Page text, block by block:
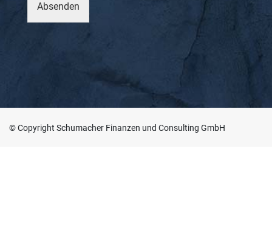
Absenden
© Copyright Schumacher Finanzen und Consulting GmbH